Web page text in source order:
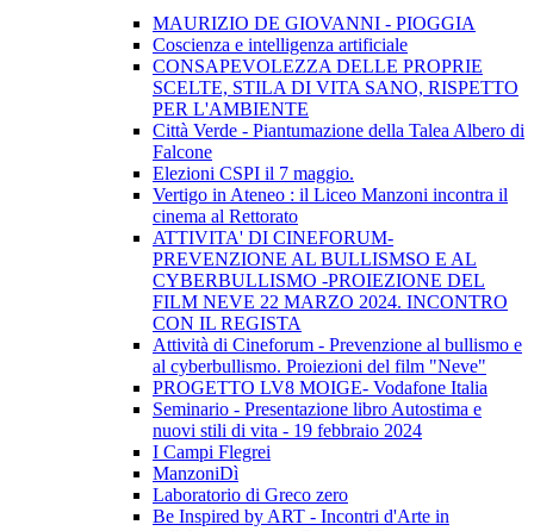
MAURIZIO DE GIOVANNI - PIOGGIA
Coscienza e intelligenza artificiale
CONSAPEVOLEZZA DELLE PROPRIE
SCELTE, STILA DI VITA SANO, RISPETTO
PER L'AMBIENTE
Città Verde - Piantumazione della Talea Albero di
Falcone
Elezioni CSPI il 7 maggio.
Vertigo in Ateneo : il Liceo Manzoni incontra il
cinema al Rettorato
ATTIVITA' DI CINEFORUM-
PREVENZIONE AL BULLISMSO E AL
CYBERBULLISMO -PROIEZIONE DEL
FILM NEVE 22 MARZO 2024. INCONTRO
CON IL REGISTA
Attività di Cineforum - Prevenzione al bullismo e
al cyberbullismo. Proiezioni del film "Neve"
PROGETTO LV8 MOIGE- Vodafone Italia
Seminario - Presentazione libro Autostima e
nuovi stili di vita - 19 febbraio 2024
I Campi Flegrei
ManzoniDì
Laboratorio di Greco zero
Be Inspired by ART - Incontri d'Arte in